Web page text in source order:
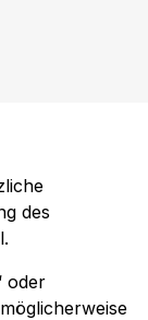
des
oder